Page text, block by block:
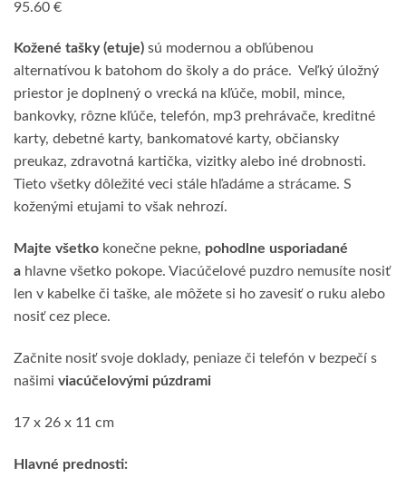
95.60 €
Kožené tašky (etuje) sú modernou a obľúbenou
alternatívou k batohom do školy a do práce. Veľký úložný
priestor je doplnený o vrecká na kľúče, mobil, mince,
bankovky, rôzne kľúče, telefón, mp3 prehrávače, kreditné
karty, debetné karty, bankomatové karty, občiansky
preukaz, zdravotná kartička, vizitky alebo iné drobnosti.
Tieto všetky dôležité veci stále hľadáme a strácame. S
koženými etujami to však nehrozí.
Majte všetko konečne pekne, pohodlne usporiadané
a hlavne všetko pokope. Viacúčelové puzdro nemusíte nosiť
len v kabelke či taške, ale môžete si ho zavesiť o ruku alebo
nosiť cez plece.
Začnite nosiť svoje doklady, peniaze či telefón v bezpečí s
našimi viacúčelovými púzdrami
17 x 26 x 11 cm
Hlavné prednosti: